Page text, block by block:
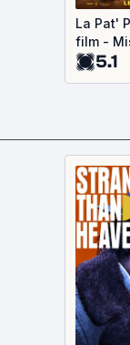
La Pat'
film -
5.1